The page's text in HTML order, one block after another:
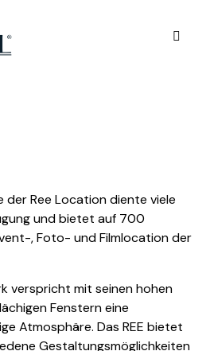
der Ree Location diente viele
und bietet auf 700
, Foto- und Filmlocation der
verspricht mit seinen hohen
Fenstern eine
Atmosphäre. Das REE bietet
Gestaltungsmöglichkeiten